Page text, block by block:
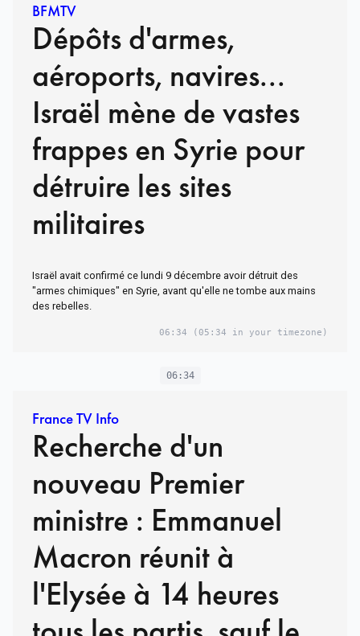
BFMTV
Dépôts d'armes,
aéroports, navires...
Israël mène de vastes
frappes en Syrie pour
détruire les sites
militaires
Israël avait confirmé ce lundi 9 décembre avoir détruit des
"armes chimiques" en Syrie, avant qu'elle ne tombe aux mains
des rebelles.
06:34 (05:34 in your timezone)
06:34
France TV Info
Recherche d'un
nouveau Premier
ministre : Emmanuel
Macron réunit à
l'Elysée à 14 heures